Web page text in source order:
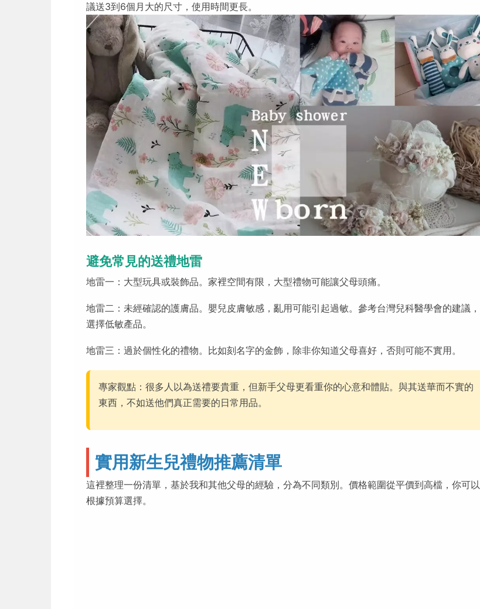
議送3到6個月大的尺寸，使用時間更長。
避免常見的送禮地雷
地雷一：大型玩具或裝飾品。家裡空間有限，大型禮物可能讓父母頭痛。
地雷二：未經確認的護膚品。嬰兒皮膚敏感，亂用可能引起過敏。參考台灣兒科醫學會的建議，
選擇低敏產品。
地雷三：過於個性化的禮物。比如刻名字的金飾，除非你知道父母喜好，否則可能不實用。
專家觀點：很多人以為送禮要貴重，但新手父母更看重你的心意和體貼。與其送華而不實的
東西，不如送他們真正需要的日常用品。
實用新生兒禮物推薦清單
這裡整理一份清單，基於我和其他父母的經驗，分為不同類別。價格範圍從平價到高檔，你可以
根據預算選擇。